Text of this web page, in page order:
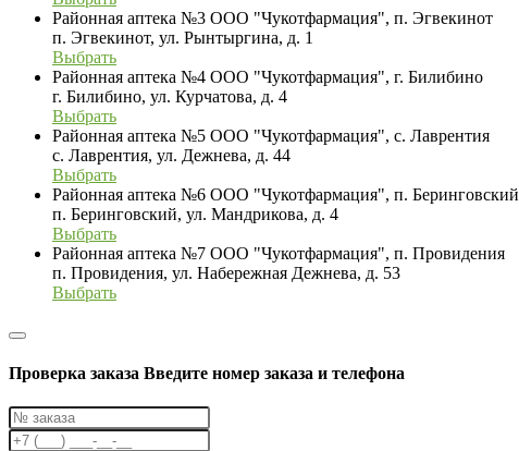
Районная аптека №3 ООО "Чукотфармация", п. Эгвекинот
п. Эгвекинот, ул. Рынтыргина, д. 1
Выбрать
Районная аптека №4 ООО "Чукотфармация", г. Билибино
г. Билибино, ул. Курчатова, д. 4
Выбрать
Районная аптека №5 ООО "Чукотфармация", с. Лаврентия
с. Лаврентия, ул. Дежнева, д. 44
Выбрать
Районная аптека №6 ООО "Чукотфармация", п. Беринговский
п. Беринговский, ул. Мандрикова, д. 4
Выбрать
Районная аптека №7 ООО "Чукотфармация", п. Провидения
п. Провидения, ул. Набережная Дежнева, д. 53
Выбрать
Проверка заказа Введите номер заказа и телефона